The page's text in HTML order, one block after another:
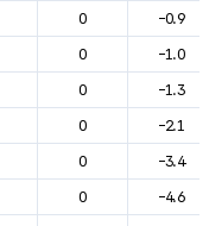
0
-0.9
0
-1.0
0
-1.3
0
-2.1
0
-3.4
0
-4.6